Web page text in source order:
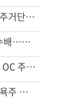
부에나파크 한인타운에 281유닛 주거단지 들어선다
'14년째 도피' 한인 간호사 공개 수배…메디케어 사기 유죄
“전쟁터 같았다”…테슬라 충돌로 OC 주택 4채 파손
변호사시험 중 심정지 온 한인, 뉴욕주 제소